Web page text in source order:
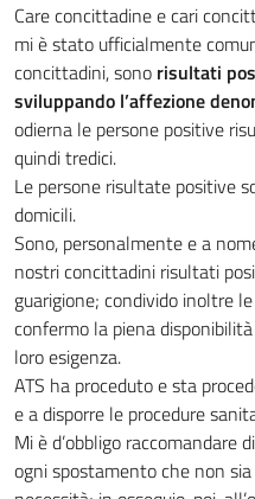
Care concittadine e cari
mi è stato ufficialmente
concittadini, sono risultati
sviluppando l’affezione
odierna le persone positive
quindi tredici.
Le persone risultate positive
domicili.
Sono, personalmente e a
nostri concittadini risultati
guarigione; condivido inoltre
confermo la piena
loro esigenza.
ATS ha proceduto e sta
e a disporre le procedure
Mi è d’obbligo raccomandare
ogni spostamento che non